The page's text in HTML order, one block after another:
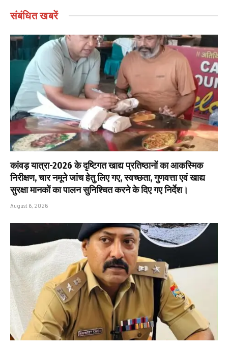
संबंधितखबरें
कांवड़ यात्रा-2026 के दृष्टिगत खाद्य प्रतिष्ठानों का आकस्मिक
निरीक्षण, चार नमूने जांच हेतु लिए गए, स्वच्छता, गुणवत्ता एवं खाद्य
सुरक्षा मानकों का पालन सुनिश्चित करने के दिए गए निर्देश।
August 6, 2026